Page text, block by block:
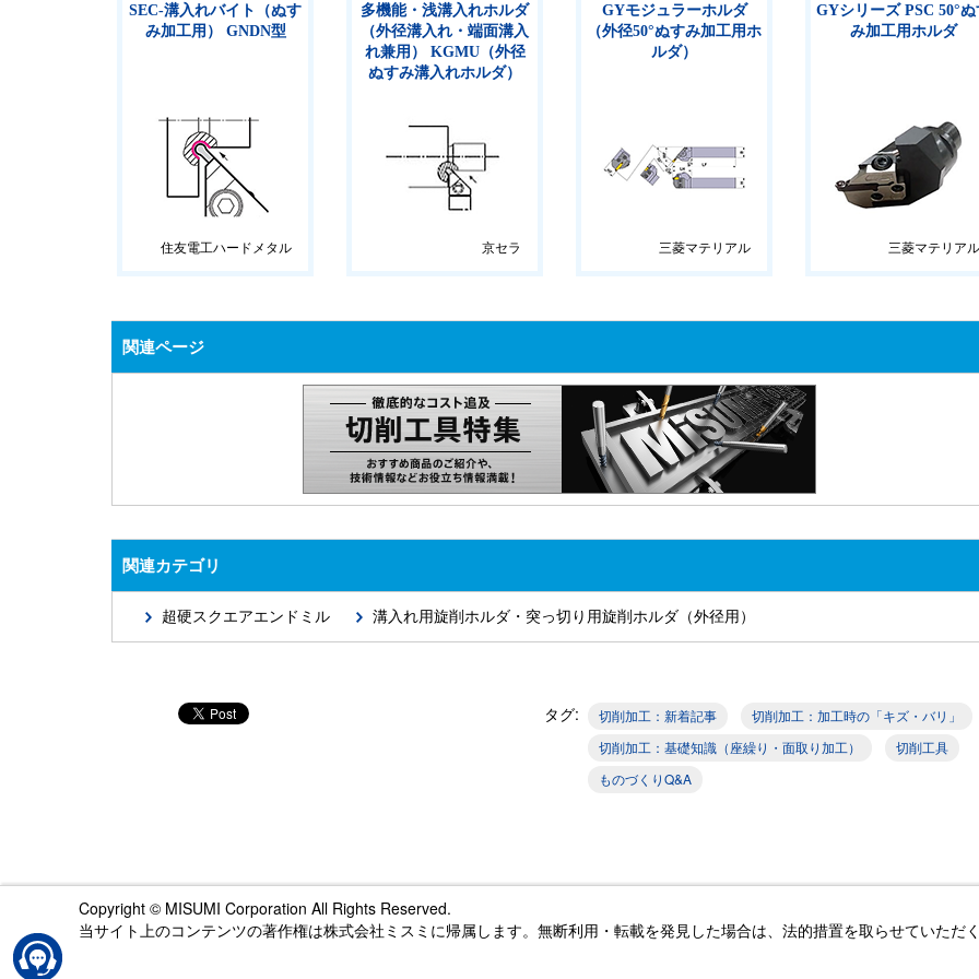
SEC-溝入れバイト（ぬす
み加工用） GNDN型
住友電工ハードメタル
多機能・浅溝入れホルダ
（外径溝入れ・端面溝入
れ兼用） KGMU（外径
ぬすみ溝入れホルダ）
京セラ
GYモジュラーホルダ
（外径50°ぬすみ加工用ホ
ルダ）
三菱マテリアル
GYシリーズ PSC 50°ぬ
み加工用ホルダ
三菱マテリアル
関連ページ
関連カテゴリ
超硬スクエアエンドミル 溝入れ用旋削ホルダ・突っ切り用旋削ホルダ（外径用）
タグ: 切削加工：新着記事
切削加工：加工時の「キズ・バリ」
切削加工：基礎知識（座繰り・面取り加工）
切削工具
ものづくりQ&A
Copyright © MISUMI Corporation All Rights Reserved.
当サイト上のコンテンツの著作権は株式会社ミスミに帰属します。無断利用・転載を発見した場合は、法的措置を取らせていただ